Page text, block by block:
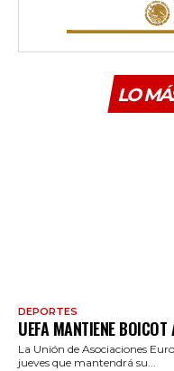
LO
DEPORTES
UEFA MANTIENE
La Unión de Asociaciones
jueves que mantendrá su...